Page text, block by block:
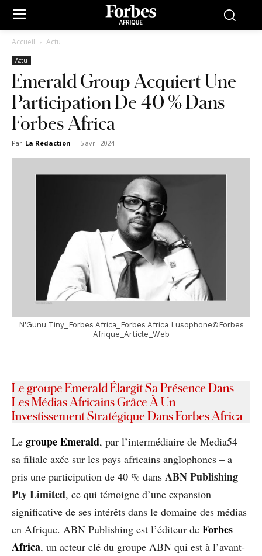
Accueil Actu
Actu
Emerald Group Acquiert Une
Participation De 40 % Dans
Forbes Africa
Par La Rédaction - 5 avril 2024
N'Gunu Tiny_Forbes Africa_Forbes Africa Lusophone©Forbes
Afrique_Article_Web
Le groupe Emerald Élargit Sa Présence Dans
Les Médias Africains Grâce À Un
Investissement Stratégique Dans Forbes Africa
Le groupe Emerald, par l’intermédiaire de Media54 –
sa filiale axée sur les pays africains anglophones – a
pris une participation de 40 % dans ABN Publishing
Pty Limited, ce qui témoigne d’une expansion
significative de ses intérêts dans le domaine des médias
en Afrique. ABN Publishing est l’éditeur de Forbes
Africa, un acteur clé du groupe ABN qui est à l’avant-